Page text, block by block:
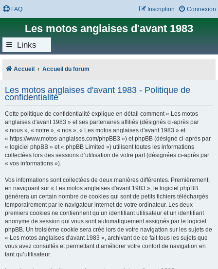
FAQ Connexion
Inscription
Les motos anglaises d'avant 1983
Links
Accueil Accueil du forum
Les motos anglaises d'avant 1983 - Politique de
confidentialité
Cette politique de confidentialité explique en détail comment « Les motos
anglaises d'avant 1983 » et ses partenaires affiliés (désignés ci-après par
« nous », « notre », « nos », « Les motos anglaises d'avant 1983 » et
« https://www.motos-anglaises.com/phpBB3 ») et phpBB (désigné ci-après par
« logiciel phpBB » et « phpBB Limited ») utilisent toutes les informations
collectées lors des sessions d’utilisation de votre part (désignées ci-après par
« vos informations »).
Vos informations sont collectées de deux manières différentes. Premièrement,
en naviguant sur « Les motos anglaises d'avant 1983 », le logiciel phpBB
génèrera un certain nombre de cookies qui sont de petits fichiers téléchargés
temporairement par le navigateur internet de votre ordinateur. Les deux
premiers cookies ne contiennent qu’un identifiant utilisateur et un identifiant
anonyme de session qui vous sont automatiquement assignés par le logiciel
phpBB. Un troisième cookie sera créé lors de votre navigation sur les sujets de
« Les motos anglaises d'avant 1983 », archivant de ce fait tous les sujets que
vous avez consultés et permettant d’améliorer votre confort de navigation en
tant qu’utilisateur.